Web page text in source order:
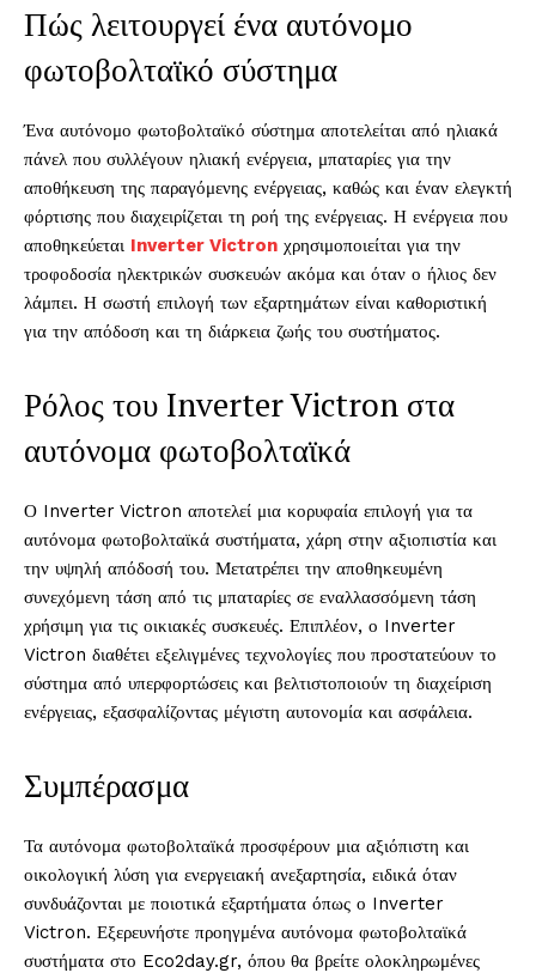
Πώς λειτουργεί ένα αυτόνομο
φωτοβολταϊκό σύστημα
Ένα αυτόνομο φωτοβολταϊκό σύστημα αποτελείται από ηλιακά
πάνελ που συλλέγουν ηλιακή ενέργεια, μπαταρίες για την
αποθήκευση της παραγόμενης ενέργειας, καθώς και έναν ελεγκτή
φόρτισης που διαχειρίζεται τη ροή της ενέργειας. Η ενέργεια που
αποθηκεύεται Inverter Victron χρησιμοποιείται για την
τροφοδοσία ηλεκτρικών συσκευών ακόμα και όταν ο ήλιος δεν
λάμπει. Η σωστή επιλογή των εξαρτημάτων είναι καθοριστική
για την απόδοση και τη διάρκεια ζωής του συστήματος.
Ρόλος του Inverter Victron στα
αυτόνομα φωτοβολταϊκά
Ο Inverter Victron αποτελεί μια κορυφαία επιλογή για τα
αυτόνομα φωτοβολταϊκά συστήματα, χάρη στην αξιοπιστία και
την υψηλή απόδοσή του. Μετατρέπει την αποθηκευμένη
συνεχόμενη τάση από τις μπαταρίες σε εναλλασσόμενη τάση
χρήσιμη για τις οικιακές συσκευές. Επιπλέον, ο Inverter
Victron διαθέτει εξελιγμένες τεχνολογίες που προστατεύουν το
σύστημα από υπερφορτώσεις και βελτιστοποιούν τη διαχείριση
ενέργειας, εξασφαλίζοντας μέγιστη αυτονομία και ασφάλεια.
Συμπέρασμα
Τα αυτόνομα φωτοβολταϊκά προσφέρουν μια αξιόπιστη και
οικολογική λύση για ενεργειακή ανεξαρτησία, ειδικά όταν
συνδυάζονται με ποιοτικά εξαρτήματα όπως ο Inverter
Victron. Εξερευνήστε προηγμένα αυτόνομα φωτοβολταϊκά
συστήματα στο Eco2day.gr, όπου θα βρείτε ολοκληρωμένες